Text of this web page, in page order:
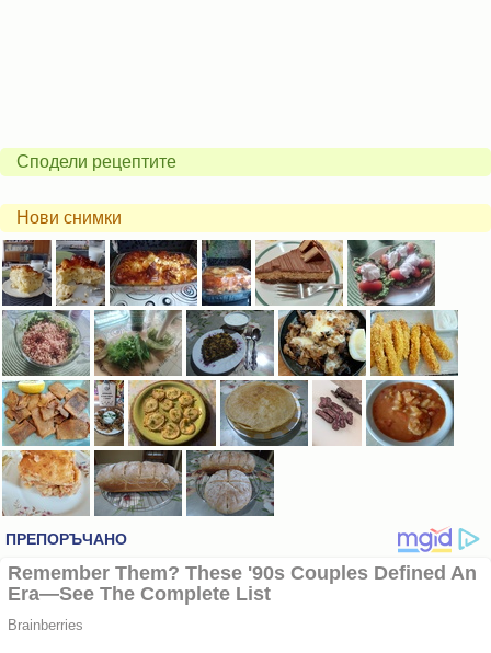
Сподели рецептите
Нови снимки